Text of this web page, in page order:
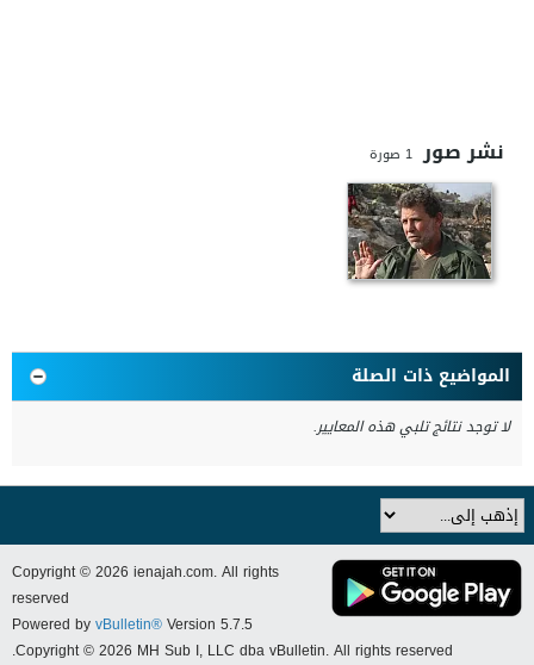
نشر صور 1 صورة
المواضيع ذات الصلة
لا توجد نتائج تلبي هذه المعايير.
Copyright © 2026 ienajah.com. All rights
reserved
Powered byvBulletin®Version 5.7.5
Copyright © 2026 MH Sub I, LLC dba vBulletin. All rights reserved.